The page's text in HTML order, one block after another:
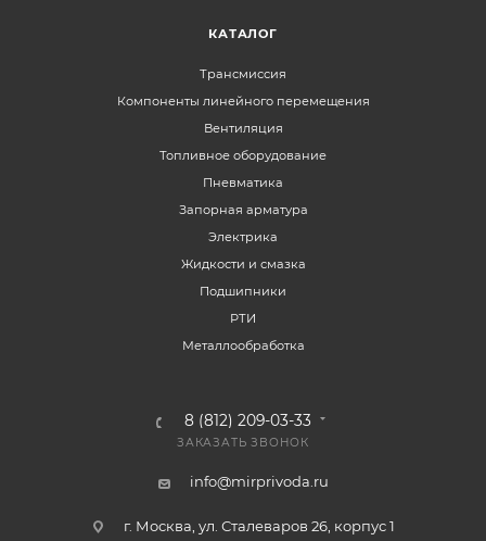
КАТАЛОГ
Трансмиссия
Компоненты линейного перемещения
Вентиляция
Топливное оборудование
Пневматика
Запорная арматура
Электрика
Жидкости и смазка
Подшипники
РТИ
Металлообработка
8 (812) 209-03-33
ЗАКАЗАТЬ ЗВОНОК
info@mirprivoda.ru
г. Москва, ул. Сталеваров 26, корпус 1